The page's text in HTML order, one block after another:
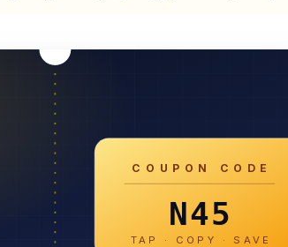
COUPON CODE
N45
TAP · COPY · SAVE